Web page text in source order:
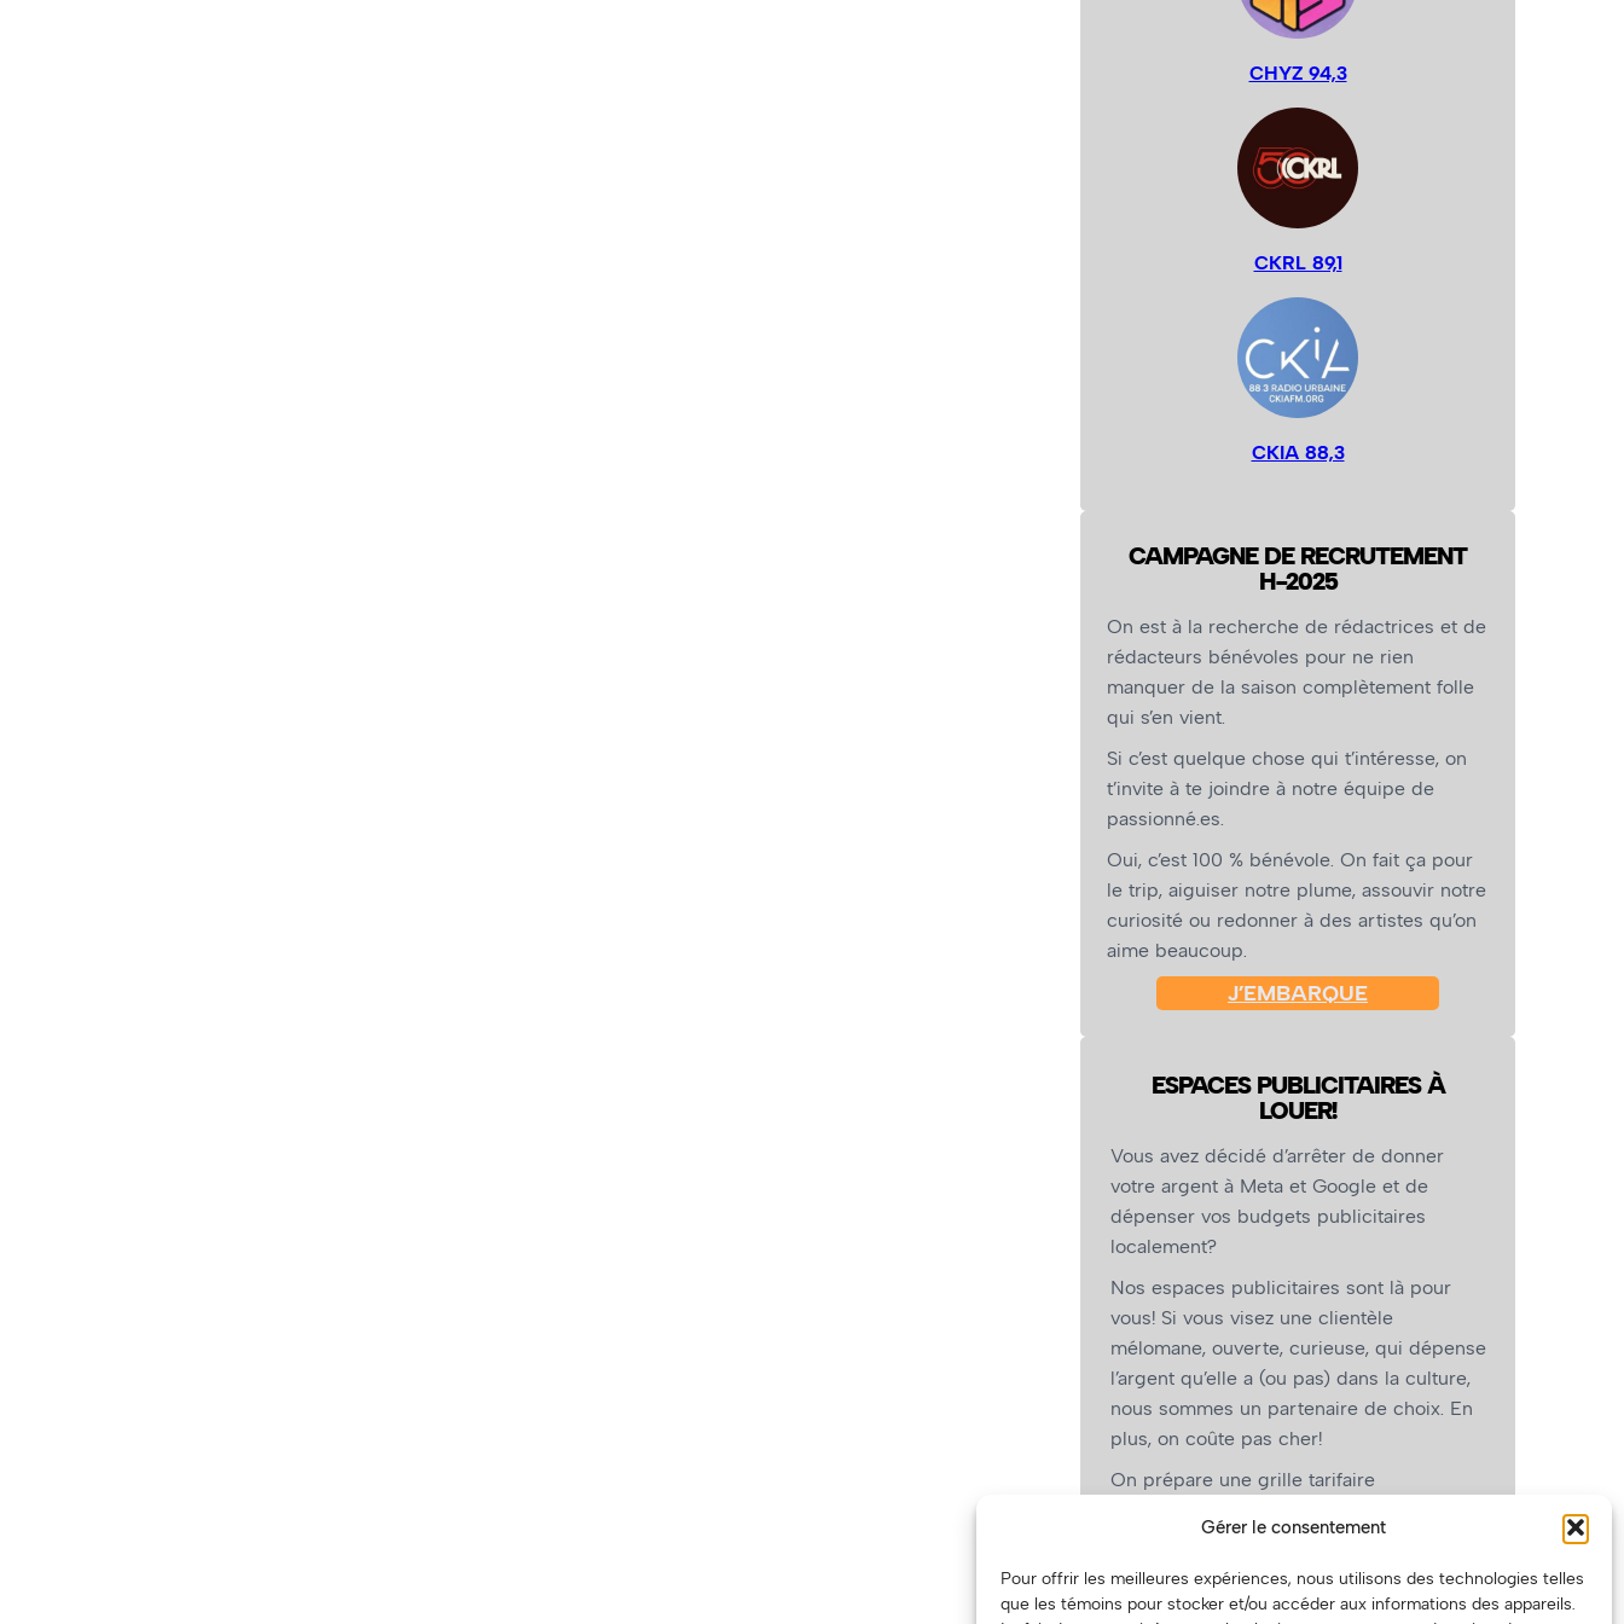
Gérer le consentement
Pour offrir les meilleures expériences, nous utilisons des technologies telles
que les témoins pour stocker et/ou accéder aux informations des appareils.
CHYZ 94,3
CKRL 89,1
CKIA 88,3
CAMPAGNE DE RECRUTEMENT
H-2025
On est à la recherche de rédactrices et de
rédacteurs bénévoles pour ne rien
manquer de la saison complètement folle
qui s’en vient.
Si c’est quelque chose qui t’intéresse, on
t’invite à te joindre à notre équipe de
passionné.es.
Oui, c’est 100 % bénévole. On fait ça pour
le trip, aiguiser notre plume, assouvir notre
curiosité ou redonner à des artistes qu’on
aime beaucoup.
J’EMBARQUE
ESPACES PUBLICITAIRES À
LOUER!
Vous avez décidé d’arrêter de donner
votre argent à Meta et Google et de
dépenser vos budgets publicitaires
localement?
Nos espaces publicitaires sont là pour
vous! Si vous visez une clientèle
mélomane, ouverte, curieuse, qui dépense
l’argent qu’elle a (ou pas) dans la culture,
nous sommes un partenaire de choix. En
plus, on coûte pas cher!
On prépare une grille tarifaire
vous, les artistes!)